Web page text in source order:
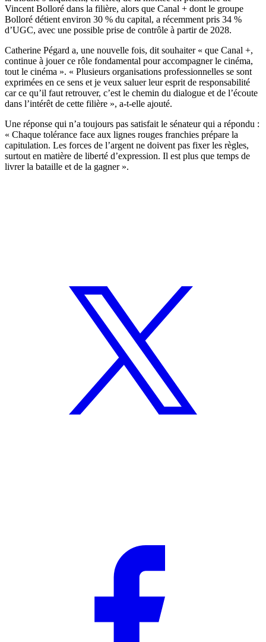
Vincent Bolloré dans la filière, alors que Canal + dont le groupe
Bolloré détient environ 30 % du capital, a récemment pris 34 %
d’UGC, avec une possible prise de contrôle à partir de 2028.
Catherine Pégard a, une nouvelle fois, dit souhaiter « que Canal +,
continue à jouer ce rôle fondamental pour accompagner le cinéma,
tout le cinéma ». « Plusieurs organisations professionnelles se sont
exprimées en ce sens et je veux saluer leur esprit de responsabilité
car ce qu’il faut retrouver, c’est le chemin du dialogue et de l’écoute
dans l’intérêt de cette filière », a-t-elle ajouté.
Une réponse qui n’a toujours pas satisfait le sénateur qui a répondu :
« Chaque tolérance face aux lignes rouges franchies prépare la
capitulation. Les forces de l’argent ne doivent pas fixer les règles,
surtout en matière de liberté d’expression. Il est plus que temps de
livrer la bataille et de la gagner ».